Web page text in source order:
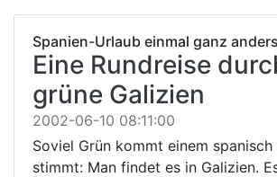
Spanien-Urlaub einmal ganz anders
Eine Rundreise
grüne Galizien
2002-06-10 08:11:00
Soviel Grün kommt einem
stimmt: Man findet es in Galizien.